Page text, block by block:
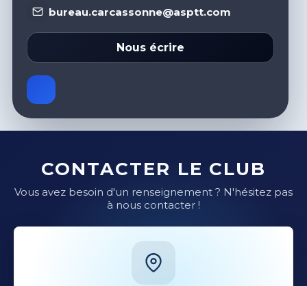
bureau.carcassonne@asptt.com
Nous écrire
CONTACTER LE CLUB
Vous avez besoin d'un renseignement ? N'hésitez pas
à nous contacter !